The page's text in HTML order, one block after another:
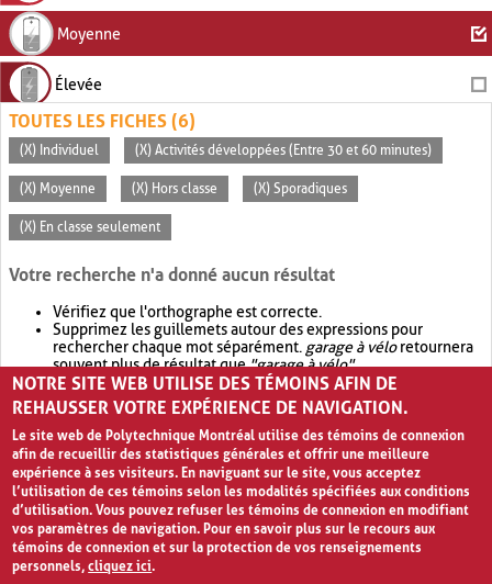
Moyenne
Élevée
TOUTES LES FICHES (6)
(X) Individuel (X) Activités développées (Entre 30 et 60 minutes)
(X) Moyenne (X) Hors classe (X) Sporadiques
(X) En classe seulement
Votre recherche n'a donné aucun résultat
Vérifiez que l'orthographe est correcte.
Supprimez les guillemets autour des expressions pour
rechercher chaque mot séparément. garage à véloretournera
souvent plus de résultat que"garage à vélo".
Envisagez d'élargir votre recherche avec OR.garage OR vélo
retournera souvent plus de résultat quegarage à vélo
NOTRE SITE WEB UTILISE DES TÉMOINS AFIN DE
REHAUSSER VOTRE EXPÉRIENCE DE NAVIGATION.
Le site web de Polytechnique Montréal utilise des témoins de connexion
afin de recueillir des statistiques générales et offrir une meilleure
expérience à ses visiteurs. En naviguant sur le site, vous acceptez
l’utilisation de ces témoins selon les modalités spécifiées aux conditions
d’utilisation. Vous pouvez refuser les témoins de connexion en modifiant
vos paramètres de navigation. Pour en savoir plus sur le recours aux
témoins de connexion et sur la protection de vos renseignements
personnels,cliquez ici.